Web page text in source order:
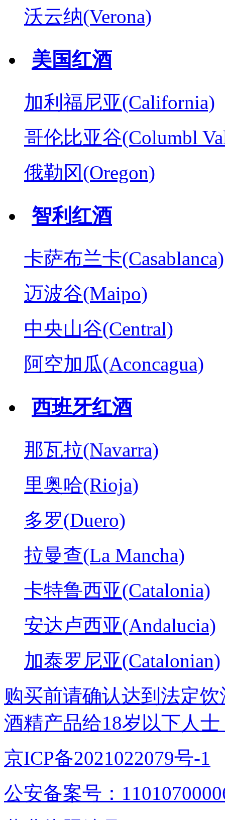
沃云纳(Verona)
美国红酒
加利福尼亚(California)
哥伦比亚谷(Columbl
俄勒冈(Oregon)
智利红酒
卡萨布兰卡(Casablanca)
迈波谷(Maipo)
中央山谷(Central)
阿空加瓜(Aconcagua)
西班牙红酒
那瓦拉(Navarra)
里奥哈(Rioja)
多罗(Duero)
拉曼查(La Mancha)
卡特鲁西亚(Catalonia)
安达卢西亚(Andalucia)
加泰罗尼亚(Catalonian)
购买前请确认达到法定
酒精产品给18岁以下人士
京ICP备2021022079号-1
公安备案号：